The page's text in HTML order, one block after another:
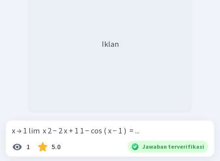
Iklan
x → 1 lim ​ x 2 − 2 x + 1 1 − cos ( x − 1 ) ​ = ...
1 5.0 Jawaban terverifikasi